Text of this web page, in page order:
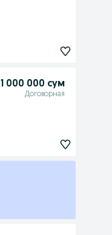
1 000 000 сум
Договорная